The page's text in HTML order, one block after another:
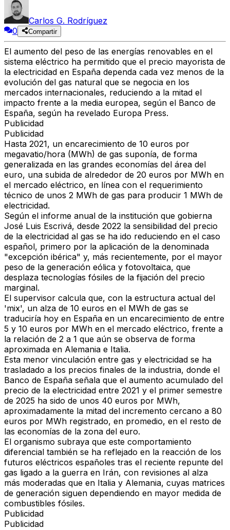
Carlos G. Rodríguez
0
Compartir
El aumento del peso de las energías renovables en el
sistema eléctrico ha permitido que el precio mayorista de
la electricidad en España dependa cada vez menos de la
evolución del gas natural que se negocia en los
mercados internacionales, reduciendo a la mitad el
impacto frente a la media europea, según el Banco de
España, según ha revelado Europa Press.
Publicidad
Publicidad
Hasta 2021, un encarecimiento de 10 euros por
megavatio/hora (MWh) de gas suponía, de forma
generalizada en las grandes economías del área del
euro, una subida de alrededor de 20 euros por MWh en
el mercado eléctrico, en línea con el requerimiento
técnico de unos 2 MWh de gas para producir 1 MWh de
electricidad.
Según el informe anual de la institución que gobierna
José Luis Escrivá, desde 2022 la sensibilidad del precio
de la electricidad al gas se ha ido reduciendo en el caso
español, primero por la aplicación de la denominada
"excepción ibérica" y, más recientemente, por el mayor
peso de la generación eólica y fotovoltaica, que
desplaza tecnologías fósiles de la fijación del precio
marginal.
El supervisor calcula que, con la estructura actual del
'mix', un alza de 10 euros en el MWh de gas se
traduciría hoy en España en un encarecimiento de entre
5 y 10 euros por MWh en el mercado eléctrico, frente a
la relación de 2 a 1 que aún se observa de forma
aproximada en Alemania e Italia.
Esta menor vinculación entre gas y electricidad se ha
trasladado a los precios finales de la industria, donde el
Banco de España señala que el aumento acumulado del
precio de la electricidad entre 2021 y el primer semestre
de 2025 ha sido de unos 40 euros por MWh,
aproximadamente la mitad del incremento cercano a 80
euros por MWh registrado, en promedio, en el resto de
las economías de la zona del euro.
El organismo subraya que este comportamiento
diferencial también se ha reflejado en la reacción de los
futuros eléctricos españoles tras el reciente repunte del
gas ligado a la guerra en Irán, con revisiones al alza
más moderadas que en Italia y Alemania, cuyas matrices
de generación siguen dependiendo en mayor medida de
combustibles fósiles.
Publicidad
Publicidad